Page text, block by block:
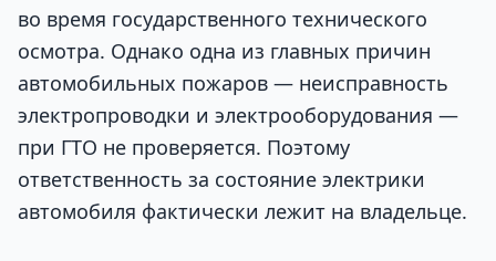
во время государственного технического
осмотра. Однако одна из главных причин
автомобильных пожаров — неисправность
электропроводки и электрооборудования —
при ГТО не проверяется. Поэтому
ответственность за состояние электрики
автомобиля фактически лежит на владельце.